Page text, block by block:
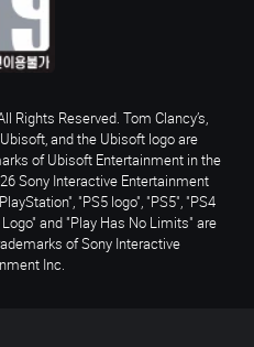
Rights Reserved. Tom Clancy’s,
and the Ubisoft logo are
of Ubisoft Entertainment in the
Sony Interactive Entertainment
"PS5 logo", "PS5", "PS4
and "Play Has No Limits" are
of Sony Interactive
Inc.